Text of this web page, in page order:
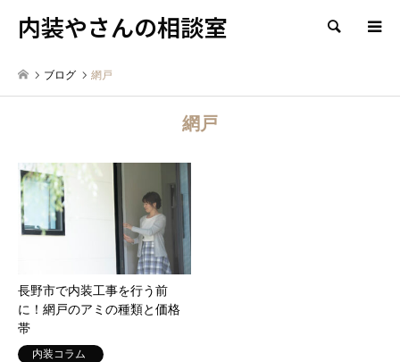
内装やさんの相談室 検索
ブログ 網戸
網戸
長野市で内装工事を行う前
に！網戸のアミの種類と価格
帯
内装コラム